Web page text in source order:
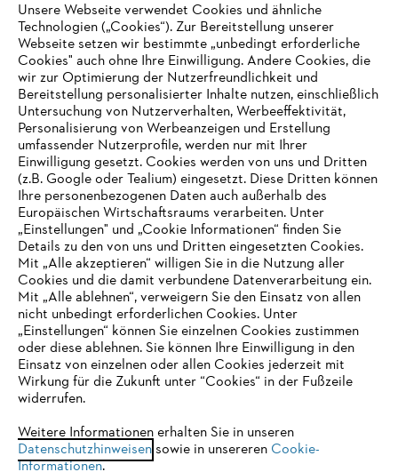
Zahlungsmöglichkeiten
Unternehmen
Online Shop
Service
IHR BROWSER WIRD NICHT
UNTERSTÜTZT
eine optimale Nutzung unserer Seite empfehlen wir Ihnen, zu
einem der folgenden Browser zu wechseln:
Unsere Webseite verwendet Cookies und ähnliche
Technologien („Cookies“). Zur Bereitstellung unserer
Webseite setzen wir bestimmte „unbedingt erforderliche
Cookies" auch ohne Ihre Einwilligung. Andere Cookies, die
wir zur Optimierung der Nutzerfreundlichkeit und
Bereitstellung personalisierter Inhalte nutzen, einschließlich
Untersuchung von Nutzerverhalten, Werbeeffektivität,
Personalisierung von Werbeanzeigen und Erstellung
umfassender Nutzerprofile, werden nur mit Ihrer
Einwilligung gesetzt. Cookies werden von uns und Dritten
(z.B. Google oder Tealium) eingesetzt. Diese Dritten können
Ihre personenbezogenen Daten auch außerhalb des
Europäischen Wirtschaftsraums verarbeiten. Unter
„Einstellungen" und „Cookie Informationen“ finden Sie
Details zu den von uns und Dritten eingesetzten Cookies.
Mit „Alle akzeptieren“ willigen Sie in die Nutzung aller
Cookies und die damit verbundene Datenverarbeitung ein.
Mit „Alle ablehnen“, verweigern Sie den Einsatz von allen
nicht unbedingt erforderlichen Cookies. Unter
„Einstellungen“ können Sie einzelnen Cookies zustimmen
oder diese ablehnen. Sie können Ihre Einwilligung in den
Einsatz von einzelnen oder allen Cookies jederzeit mit
Wirkung für die Zukunft unter “Cookies“ in der Fußzeile
widerrufen.
Weitere Informationen erhalten Sie in unseren
Datenschutzhinweisensowie in unsereren Cookie-
Informationen.